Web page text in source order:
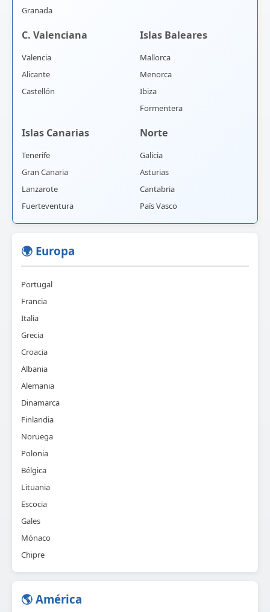
Granada
C. Valenciana
Valencia
Alicante
Castellón
Islas Baleares
Mallorca
Menorca
Ibiza
Formentera
Islas Canarias
Tenerife
Gran Canaria
Lanzarote
Fuerteventura
Norte
Galicia
Asturias
Cantabria
País Vasco
🌍 Europa
Portugal
Francia
Italia
Grecia
Croacia
Albania
Alemania
Dinamarca
Finlandia
Noruega
Polonia
Bélgica
Lituania
Escocia
Gales
Mónaco
Chipre
🌎 América